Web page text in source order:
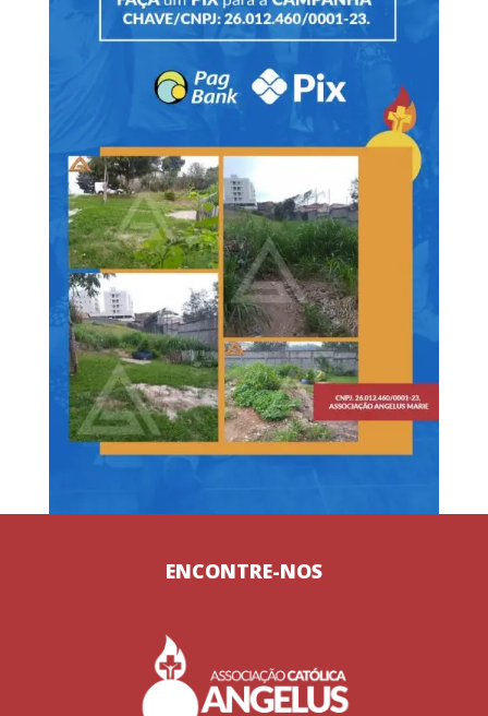
ENCONTRE-NOS